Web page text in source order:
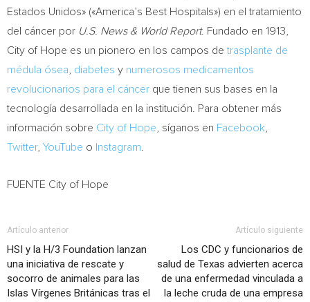
Estados Unidos» («America’s Best Hospitals») en el tratamiento
del cáncer por U.S. News & World Report. Fundado en 1913,
City of Hope es un pionero en los campos detrasplante de
médula ósea
diabetes y numerosos medicamentos
revolucionarios para el cáncer que tienen sus bases en la
tecnología desarrollada en la institución. Para obtener más
información sobre City of Hope , síganos en Facebook
Twitter, YouTube o Instagram
FUENTE City of Hope
Artículo anterior
HSI y la H/3 Foundation lanzan
una iniciativa de rescate y
socorro de animales para las
Islas Vírgenes Británicas tras el
Artículo siguiente
Los CDC y funcionarios de
salud de Texas advierten acerca
de una enfermedad vinculada a
la leche cruda de una empresa